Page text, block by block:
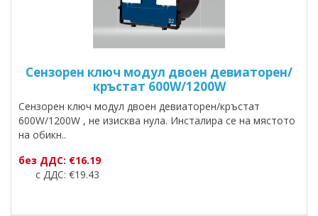
Сензорен ключ модул двоен девиаторен/
кръстат 600W/1200W
Сензорен ключ модул двоен девиаторен/кръстат
600W/1200W , не изисква нула. Инсталира се на мястото
на обикн..
без ДДС: €16.19
с ДДС: €19.43